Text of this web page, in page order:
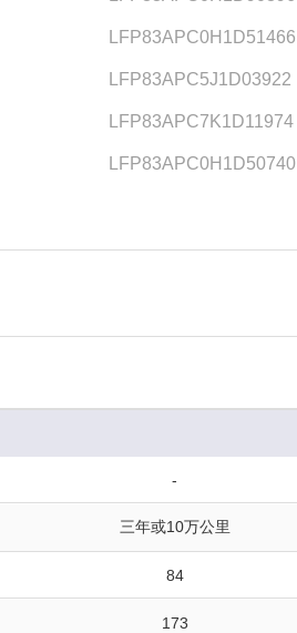
LFP83APC0H1D51466
LFP83APC5J1D03922
LFP83APC7K1D11974
LFP83APC0H1D50740
-
三年或10万公里
84
173